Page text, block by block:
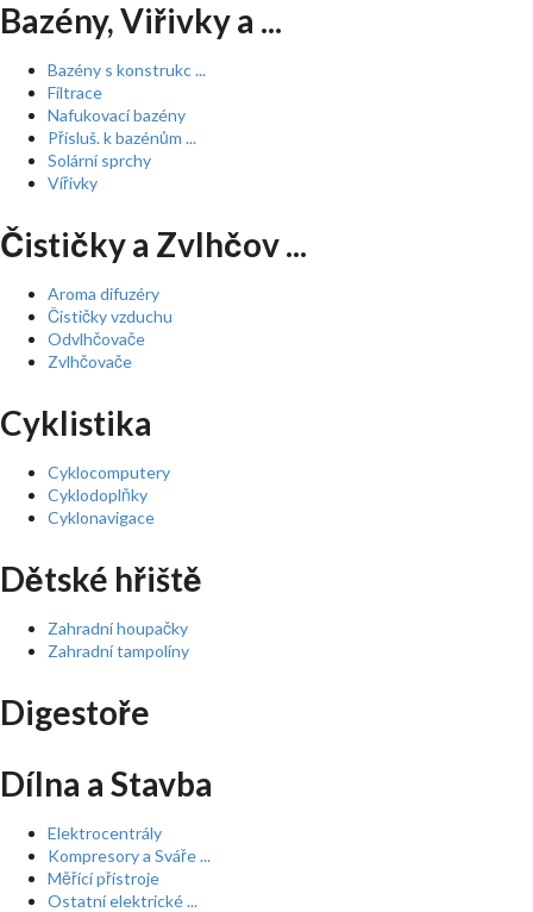
Bazény, Viřivky a ...
Bazény s konstrukc ...
Filtrace
Nafukovací bazény
Přísluš. k bazénům ...
Solární sprchy
Vířivky
Čističky a Zvlhčov ...
Aroma difuzéry
Čističky vzduchu
Odvlhčovače
Zvlhčovače
Cyklistika
Cyklocomputery
Cyklodoplňky
Cyklonavigace
Dětské hřiště
Zahradní houpačky
Zahradní tampolíny
Digestoře
Dílna a Stavba
Elektrocentrály
Kompresory a Sváře ...
Měřící přístroje
Ostatní elektrické ...